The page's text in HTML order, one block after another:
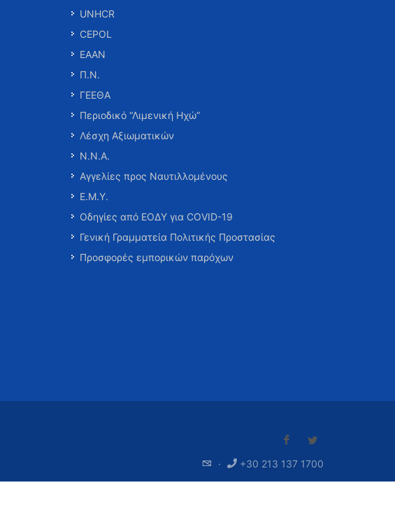
UNHCR
CEPOL
ΕΑΑΝ
Π.Ν.
ΓΕΕΘΑ
Περιοδικό “Λιμενική Ηχώ”
Λέσχη Αξιωματικών
Ν.Ν.Α.
Αγγελίες προς Ναυτιλλομένους
Ε.Μ.Υ.
Οδηγίες από ΕΟΔΥ για COVID-19
Γενική Γραμματεία Πολιτικής Προστασίας
Προσφορές εμπορικών παρόχων
· +30 213 137 1700